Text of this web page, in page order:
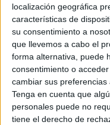
localización geográfica
características de
su consentimiento a
que llevemos a cabo el
forma alternativa, puede
consentimiento o
cambiar sus preferencias
Tenga en cuenta que
personales puede no
tiene el derecho de
Circuitos
F1
Fórmula E
F2 / F3 / F4
Resistencia
Indycar
Producto